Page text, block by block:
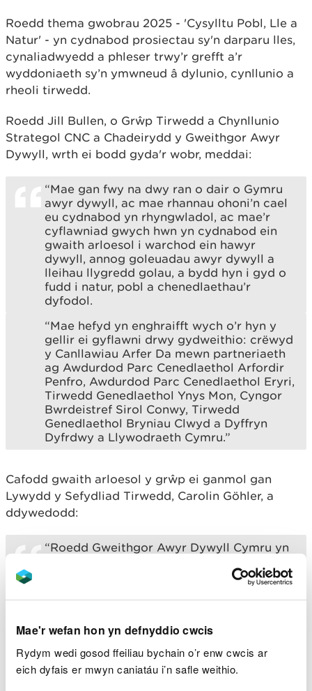
Mae'r wefan hon yn defnyddio cwcis
Rydym wedi gosod ffeiliau bychain o’r enw cwcis ar
eich dyfais er mwyn caniatáu i’n safle weithio.
Roedd thema gwobrau 2025 - 'Cysylltu Pobl, Lle a
Natur' - yn cydnabod prosiectau sy'n darparu lles,
cynaliadwyedd a phleser trwy’r grefft a’r
wyddoniaeth sy’n ymwneud â dylunio, cynllunio a
rheoli tirwedd.
Roedd Jill Bullen, o Grŵp Tirwedd a Chynllunio
Strategol CNC a Chadeirydd y Gweithgor Awyr
Dywyll, wrth ei bodd gyda'r wobr, meddai:
“Mae gan fwy na dwy ran o dair o Gymru
awyr dywyll, ac mae rhannau ohoni’n cael
eu cydnabod yn rhyngwladol, ac mae’r
cyflawniad gwych hwn yn cydnabod ein
gwaith arloesol i warchod ein hawyr
dywyll, annog goleuadau awyr dywyll a
lleihau llygredd golau, a bydd hyn i gyd o
fudd i natur, pobl a chenedlaethau’r
dyfodol.
“Mae hefyd yn enghraifft wych o’r hyn y
gellir ei gyflawni drwy gydweithio: crëwyd
y Canllawiau Arfer Da mewn partneriaeth
ag Awdurdod Parc Cenedlaethol Arfordir
Penfro, Awdurdod Parc Cenedlaethol Eryri,
Tirwedd Genedlaethol Ynys Mon, Cyngor
Bwrdeistref Sirol Conwy, Tirwedd
Genedlaethol Bryniau Clwyd a Dyffryn
Dyfrdwy a Llywodraeth Cymru.”
Cafodd gwaith arloesol y grŵp ei ganmol gan
Lywydd y Sefydliad Tirwedd, Carolin Göhler, a
ddywedodd:
“Roedd Gweithgor Awyr Dywyll Cymru yn
arloesol, sy’n torri tir newydd ac yn
darparu adnodd hanfodol i’r rhai sy’n
cynllunio ac yn dylunio tirweddau gyda
a thu hwnt, gan amddiffyn bywyd gwyllt a
cyfeillgar i bobl.”